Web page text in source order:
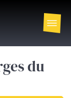
du